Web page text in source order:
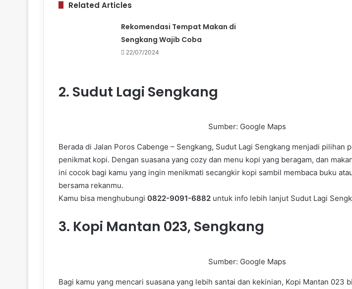
Related Articles
Rekomendasi Tempat Makan di
Sengkang Wajib Coba
22/07/2024
2. Sudut Lagi Sengkang
Sumber: Google Maps
Berada di Jalan Poros Cabenge – Sengkang, Sudut Lagi Sengkang menjadi pilihan
penikmat kopi. Dengan suasana yang cozy dan menu kopi yang beragam, dan
ini cocok bagi kamu yang ingin menikmati secangkir kopi sambil membaca buku
bersama rekanmu.
Kamu bisa menghubungi 0822-9091-6882 untuk info lebih lanjut Sudut Lagi
3. Kopi Mantan 023, Sengkang
Sumber: Google Maps
Bagi kamu yang mencari suasana yang lebih santai dan kekinian, Kopi Mantan 023